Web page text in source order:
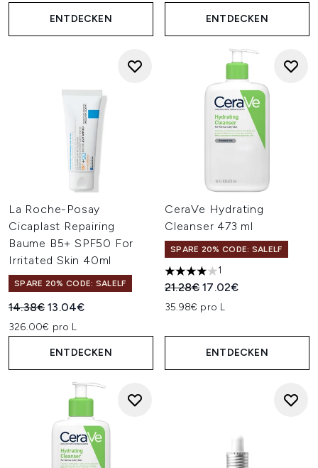
ENTDECKEN ENTDECKEN
La Roche-Posay
Cicaplast Repairing
Baume B5+ SPF50 For
Irritated Skin 40ml
SPARE 20% CODE: SALELF
Unverbindliche Preisempfehlung:
14.38€Aktueller Preis:
13.04€
326.00€ pro L
ENTDECKEN
CeraVe Hydrating
Cleanser 473 ml
SPARE 20% CODE: SALELF
4 stars out of a maximum of
1
Unverbindliche
21.28€Aktueller Preis:
17.02€
35.98€ pro L
ENTDECKEN